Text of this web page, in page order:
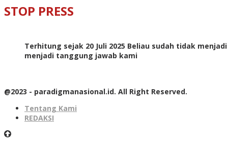
STOP PRESS
Terhitung sejak 20 Juli 2025 Beliau sudah tidak
menjadi tanggung jawab kami
@2023 - paradigmanasional.id. All Right Reserved.
Tentang Kami
REDAKSI